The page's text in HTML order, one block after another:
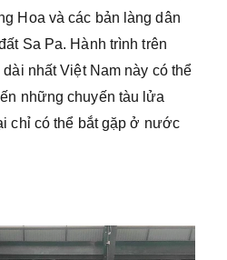
Hoa và các bản làng dân
Sa Pa. Hành trình trên
nhất Việt Nam này có thể
những chuyến tàu lửa
chỉ có thể bắt gặp ở nước